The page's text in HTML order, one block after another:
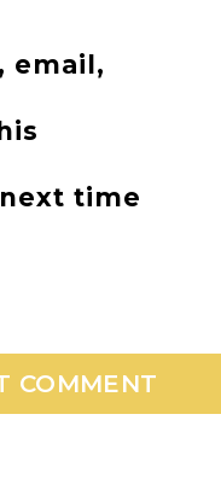
email,
time